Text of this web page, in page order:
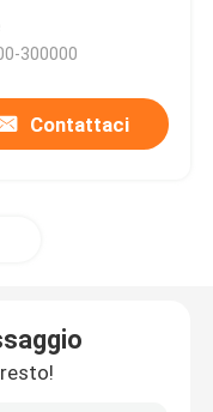
del tessuto
300000
Contattaci